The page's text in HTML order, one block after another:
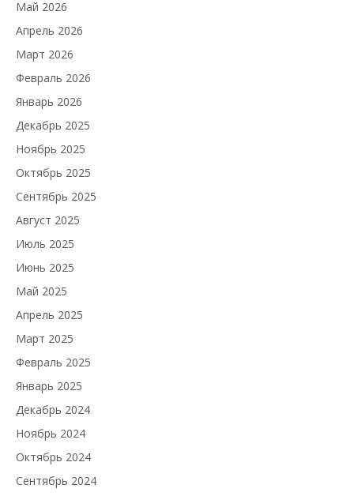
Май 2026
Апрель 2026
Март 2026
Февраль 2026
Январь 2026
Декабрь 2025
Ноябрь 2025
Октябрь 2025
Сентябрь 2025
Август 2025
Июль 2025
Июнь 2025
Май 2025
Апрель 2025
Март 2025
Февраль 2025
Январь 2025
Декабрь 2024
Ноябрь 2024
Октябрь 2024
Сентябрь 2024